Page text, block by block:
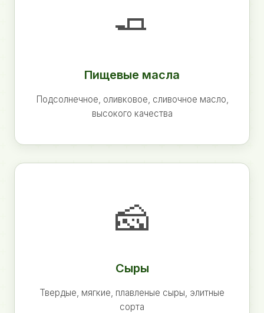
🧈
Пищевые масла
Подсолнечное, оливковое, сливочное масло,
высокого качества
🧀
Сыры
Твердые, мягкие, плавленые сыры, элитные
сорта